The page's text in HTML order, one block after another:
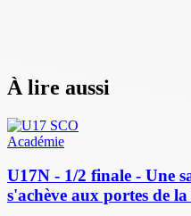
À lire aussi
Académie
U17N - 1/2 finale - Une
s'achève aux portes de